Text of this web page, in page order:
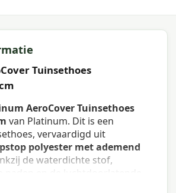
Tuinsethoes
AeroCover Tuinsethoes
van Platinum. Dit is een
vervaardigd uit
polyester met ademend
de waterdichte stof,
tuinset goed beschermd tegen